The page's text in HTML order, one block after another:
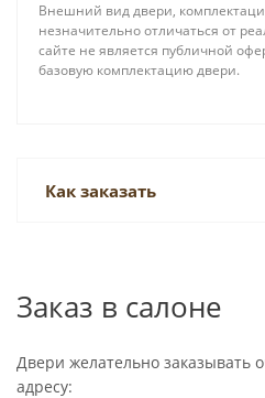
Внешний вид двери,
незначительно отличаться от
сайте не является публичной
базовую комплектацию двери.
Как заказать
Заказ в салоне
Двери желательно
адресу: